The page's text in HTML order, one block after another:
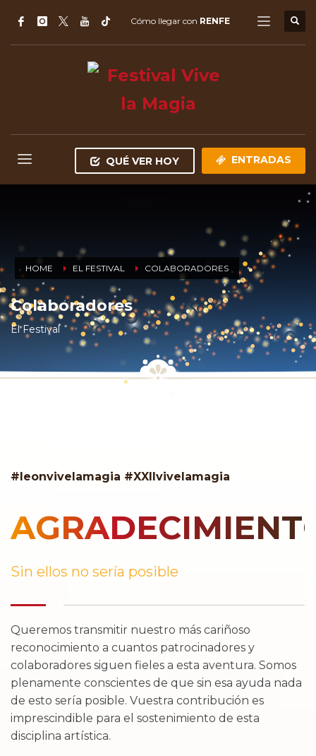
Cómo llegar con RENFE
QUÉ VER HOY ENTRADAS
HOME EL FESTIVAL COLABORADORES
Colaboradores
El Festival
#leonvivelamagia #XXIIvivelamagia
Sin ellos no sería posible
Queremos transmitir nuestro más cariñoso
reconocimiento a cuantos patrocinadores y
colaboradores siguen fieles a esta aventura. Somos
plenamente conscientes de que sin esa ayuda nada
de esto sería posible. Vuestra contribución es
imprescindible para el sostenimiento de esta
disciplina artística.